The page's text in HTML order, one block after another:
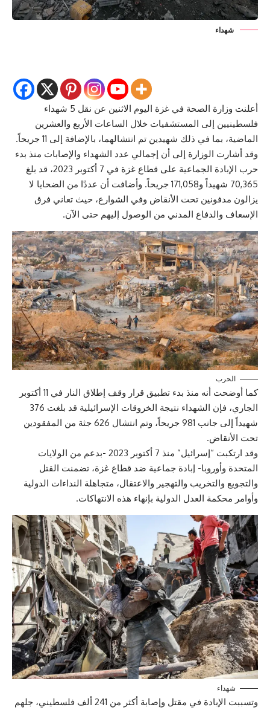
شهداء
أعلنت وزارة الصحة في غزة اليوم الاثنين عن نقل 5 شهداء
فلسطينيين إلى المستشفيات خلال الساعات الأربع والعشرين
الماضية، بما في ذلك شهيدين تم انتشالهما، بالإضافة إلى 11 جريحاً.
وقد أشارت الوزارة إلى أن إجمالي عدد الشهداء والإصابات منذ بدء
حرب الإبادة الجماعية على قطاع غزة في 7 أكتوبر 2023، قد بلغ
70,365 شهيداً و171,058 جريحاً. وأضافت أن عددًا من الضحايا لا
يزالون مدفونين تحت الأنقاض وفي الشوارع، حيث تعاني فرق
الإسعاف والدفاع المدني من الوصول إليهم حتى الآن.
الحرب
كما أوضحت أنه منذ بدء تطبيق قرار وقف إطلاق النار في 11 أكتوبر
الجاري، فإن الشهداء نتيجة الخروقات الإسرائيلية قد بلغت 376
شهيداً إلى جانب 981 جريحاً، وتم انتشال 626 جثة من المفقودين
تحت الأنقاض.
وقد ارتكبت “إسرائيل” منذ 7 أكتوبر 2023 -بدعم من الولايات
المتحدة وأوروبا- إبادة جماعية ضد قطاع غزة، تضمنت القتل
والتجويع والتخريب والتهجير والاعتقال، متجاهلة النداءات الدولية
وأوامر محكمة العدل الدولية بإنهاء هذه الانتهاكات.
شهداء
وتسببت الإبادة في مقتل وإصابة أكثر من 241 ألف فلسطيني، جلهم